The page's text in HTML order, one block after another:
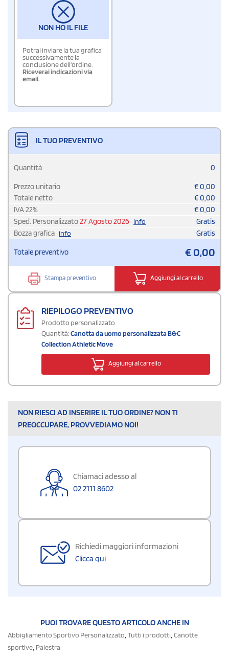
NON HO IL FILE
Potrai inviare la tua grafica
successivamente la
conclusione dell'ordine.
Riceverai indicazioni via
email.
IL TUO PREVENTIVO
Quantità 0
Prezzo unitario €0,00
Totale netto
€0,00
IVA22% €0,00
Sped. Personalizzato27 Agosto 2026 info
Gratis
Bozza grafica info Gratis
Totale preventivo €0,00
Stampa preventivo Aggiungi al carrello
RIEPILOGO PREVENTIVO
Prodotto personalizzato
Quantità:Canotta da uomo personalizzata B&C
Collection Athletic Move
Aggiungi al carrello
NON RIESCI AD INSERIRE IL TUO ORDINE? NON TI
PREOCCUPARE, PROVVEDIAMO NOI!
Chiamaci adesso al
02 2111 8602
Richiedi maggiori informazioni
Clicca qui
PUOI TROVARE QUESTO ARTICOLO ANCHE IN
Abbigliamento Sportivo Personalizzato Tutti i prodotti Canotte
sportive Palestra